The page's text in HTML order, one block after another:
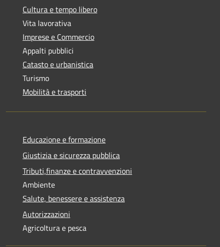
Cultura e tempo libero
Vita lavorativa
Imprese e Commercio
Appalti pubblici
Catasto e urbanistica
Turismo
Mobilità e trasporti
Educazione e formazione
Giustizia e sicurezza pubblica
Tributi,finanze e contravvenzioni
Ambiente
Salute, benessere e assistenza
Autorizzazioni
Agricoltura e pesca